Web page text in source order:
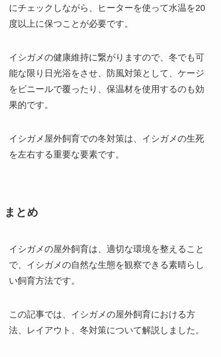
にチェックしながら、ヒーターを使って水温を20
度以上に保つことが必要です。
イシガメの健康維持に繋がりますので、冬でも可
能な限り日光浴をさせ、防風対策として、ケージ
をビニールで覆ったり、保温材を使用するのも効
果的です。
イシガメ屋外飼育での冬対策は、イシガメの生死
を左右する重要な要素です。
まとめ
イシガメの屋外飼育は、適切な環境を整えること
で、イシガメの自然な生態を観察できる素晴らし
い飼育方法です。
この記事では、イシガメの屋外飼育における方
法、レイアウト、冬対策について解説しました。